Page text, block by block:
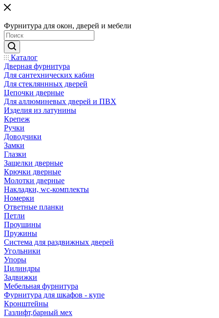
Фурнитура для окон, дверей и мебели
Каталог
Дверная фурнитура
Для сантехнических кабин
Для стекляннных дверей
Цепочки дверные
Для аллюминевых дверей и ПВХ
Изделия из латунины
Крепеж
Ручки
Доводчики
Замки
Глазки
Защелки дверные
Крючки дверные
Молотки дверные
Накладки, wc-комплекты
Номерки
Ответные планки
Петли
Проушины
Пружины
Система для раздвижных дверей
Угольники
Упоры
Цилиндры
Задвижки
Мебельная фурнитура
Фурнитура для шкафов - купе
Кронштейны
Газлифт,барный мех